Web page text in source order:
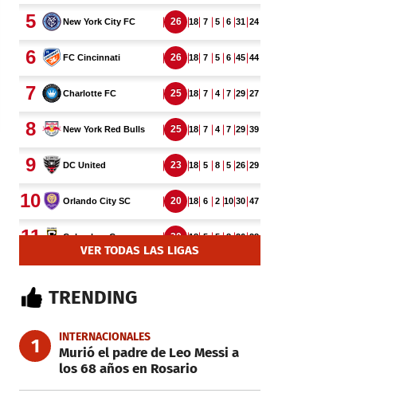
VER TODAS LAS LIGAS
TRENDING
1 INTERNACIONALES
Murió el padre de Leo Messi a
los 68 años en Rosario